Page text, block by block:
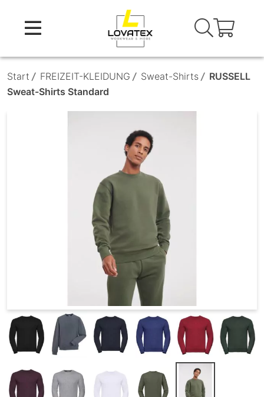
content
Start / FREIZEIT-KLEIDUNG / Sweat-Shirts / RUSSELL
Sweat-Shirts Standard